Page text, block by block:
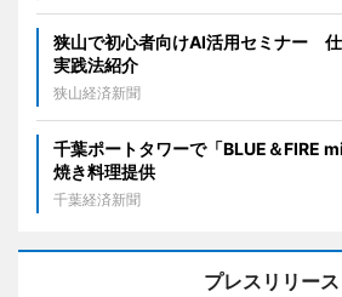
狭山で初心者向けAI活用セミナー
実践法紹介
狭山経済新聞
千葉ポートタワーで「BLUE＆FIRE
焼き料理提供
千葉経済新聞
プレスリリース